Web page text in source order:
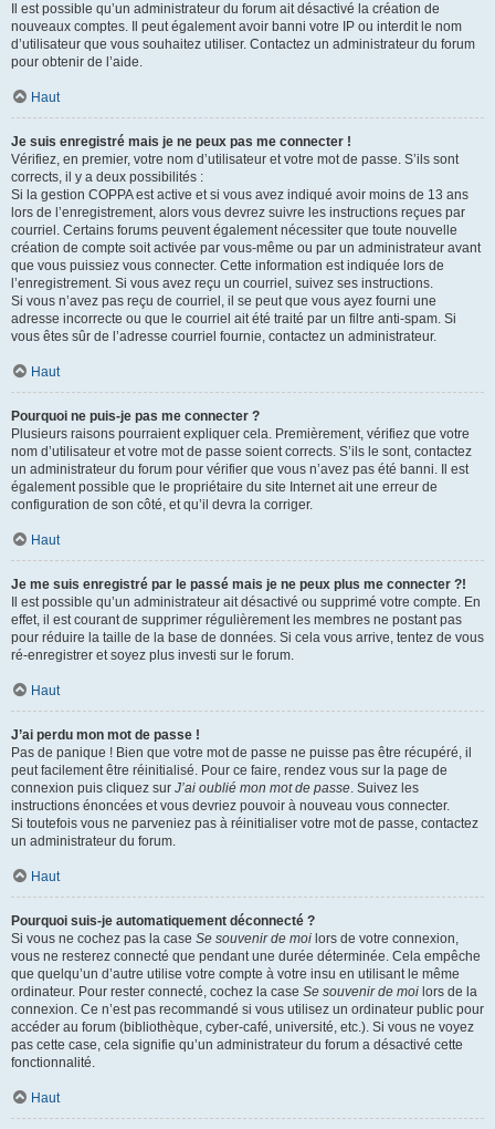
Il est possible qu’un administrateur du forum ait désactivé la création de
nouveaux comptes. Il peut également avoir banni votre IP ou interdit le nom
d’utilisateur que vous souhaitez utiliser. Contactez un administrateur du forum
pour obtenir de l’aide.
Haut
Je suis enregistré mais je ne peux pas me connecter !
Vérifiez, en premier, votre nom d’utilisateur et votre mot de passe. S’ils sont
corrects, il y a deux possibilités :
Si la gestion COPPA est active et si vous avez indiqué avoir moins de 13 ans
lors de l’enregistrement, alors vous devrez suivre les instructions reçues par
courriel. Certains forums peuvent également nécessiter que toute nouvelle
création de compte soit activée par vous-même ou par un administrateur avant
que vous puissiez vous connecter. Cette information est indiquée lors de
l’enregistrement. Si vous avez reçu un courriel, suivez ses instructions.
Si vous n’avez pas reçu de courriel, il se peut que vous ayez fourni une
adresse incorrecte ou que le courriel ait été traité par un filtre anti-spam. Si
vous êtes sûr de l’adresse courriel fournie, contactez un administrateur.
Haut
Pourquoi ne puis-je pas me connecter ?
Plusieurs raisons pourraient expliquer cela. Premièrement, vérifiez que votre
nom d’utilisateur et votre mot de passe soient corrects. S’ils le sont, contactez
un administrateur du forum pour vérifier que vous n’avez pas été banni. Il est
également possible que le propriétaire du site Internet ait une erreur de
configuration de son côté, et qu’il devra la corriger.
Haut
Je me suis enregistré par le passé mais je ne peux plus me connecter ?!
Il est possible qu’un administrateur ait désactivé ou supprimé votre compte. En
effet, il est courant de supprimer régulièrement les membres ne postant pas
pour réduire la taille de la base de données. Si cela vous arrive, tentez de vous
ré-enregistrer et soyez plus investi sur le forum.
Haut
J’ai perdu mon mot de passe !
Pas de panique ! Bien que votre mot de passe ne puisse pas être récupéré, il
peut facilement être réinitialisé. Pour ce faire, rendez vous sur la page de
connexion puis cliquez sur J’ai oublié mon mot de passe. Suivez les
instructions énoncées et vous devriez pouvoir à nouveau vous connecter.
Si toutefois vous ne parveniez pas à réinitialiser votre mot de passe, contactez
un administrateur du forum.
Haut
Pourquoi suis-je automatiquement déconnecté ?
Si vous ne cochez pas la case Se souvenir de moi lors de votre connexion,
vous ne resterez connecté que pendant une durée déterminée. Cela empêche
que quelqu’un d’autre utilise votre compte à votre insu en utilisant le même
ordinateur. Pour rester connecté, cochez la case Se souvenir de moi lors de la
connexion. Ce n’est pas recommandé si vous utilisez un ordinateur public pour
accéder au forum (bibliothèque, cyber-café, université, etc.). Si vous ne voyez
pas cette case, cela signifie qu’un administrateur du forum a désactivé cette
fonctionnalité.
Haut